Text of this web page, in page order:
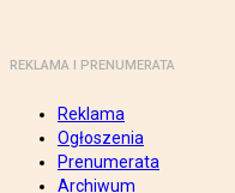
REKLAMA I PRENUMERATA
Reklama
Ogłoszenia
Prenumerata
Archiwum